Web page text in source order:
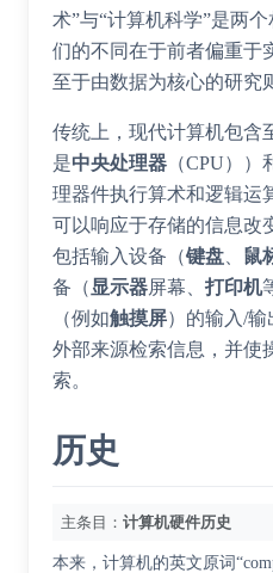
术”与“计算机科学”是两
们的不同在于前者偏重于
至于由数据为核心的研究
传统上，现代计算机包含
是中央处理器 （CPU）
理器件执行算术和逻辑运
可以响应于存储的信息改
包括输入设备（键盘 鼠
备（ 显示器屏幕、 打印机
（例如触摸屏）的输入/
外部来源检索信息，并使
索。
历史
主条目： 计算机硬件历史
本来，计算机的英文原词“